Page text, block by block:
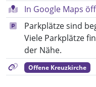
In Google Maps
Parkplätze sind
Viele Parkplätze
der Nähe.
Offene Kreuzkirche